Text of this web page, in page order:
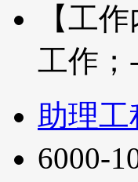
【工
工作；
助理工
6000-